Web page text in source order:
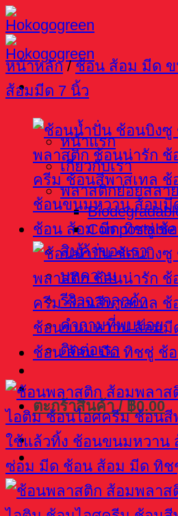
Skip
to
content
หน้าแรก
เกี่ยวกับเรา
พลาสติกย่อยสลา
สินค้าของเรา
บทความ
รีวิวจากลูกค้า
คำถามที่พบบ่อย
ติดต่อเรา
ตะกร้าสินค้า / ฿0.00
หน้าหลัก / ช้อน ส้อม มีด ข
ส้อมมีด 7 นิ้ว